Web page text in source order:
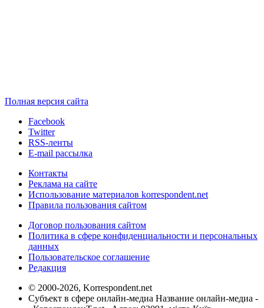
Полная версия сайта
Facebook
Twitter
RSS-ленты
E-mail рассылка
Контакты
Реклама на сайте
Использование материалов korrespondent.net
Правила пользования сайтом
Договор пользования сайтом
Политика в сфере конфиденциальности и персональных
данных
Пользовательское соглашение
Редакция
© 2000-2026, Korrespondent.net
Субъект в сфере онлайн-медиа Название онлайн-медиа -